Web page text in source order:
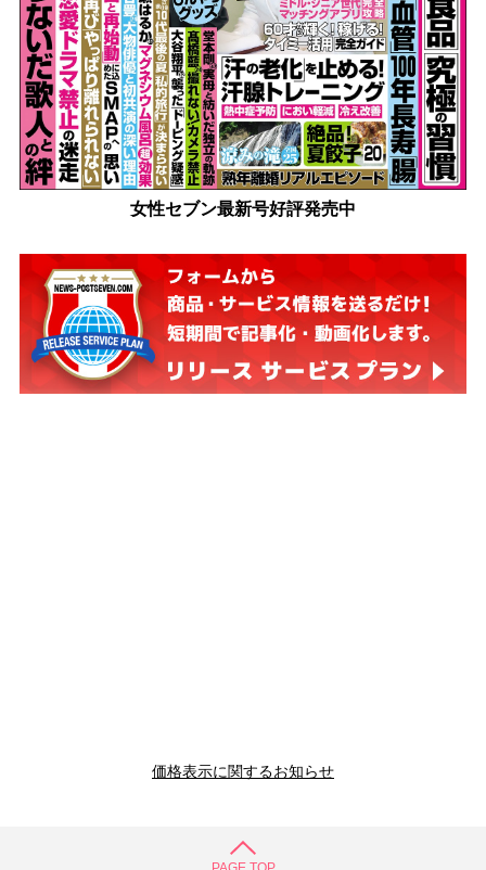
女性セブン最新号好評発売中
価格表示に関するお知らせ